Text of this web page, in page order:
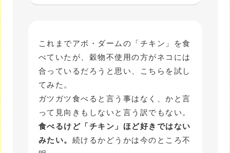
これまでアボ・ダームの「チキン」を食
べていたが、穀物不使用の方がネコには
合っているだろうと思い、こちらを試し
てみた。
ガツガツ食べると言う事はなく、かと言
って見向きもしないと言う訳でもない。
食べるけど「チキン」ほど好きではない
みたい。 続けるかどうかは今のところ不